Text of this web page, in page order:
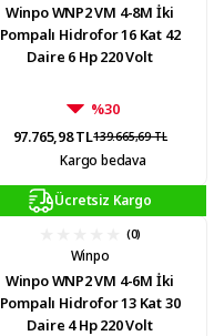
Winpo WNP2 VM 4-8M İki
Pompalı Hidrofor 16 Kat 42
Daire 6 Hp 220 Volt
%30
97.765,98 TL139.665,69 TL
Kargo bedava
Ücretsiz Kargo
(0)
Winpo
Winpo WNP2 VM 4-6M İki
Pompalı Hidrofor 13 Kat 30
Daire 4 Hp 220 Volt